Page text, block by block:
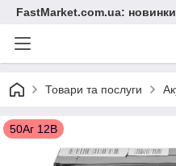
FastMarket.com.ua:
Товари та послуги
50Аг 12В